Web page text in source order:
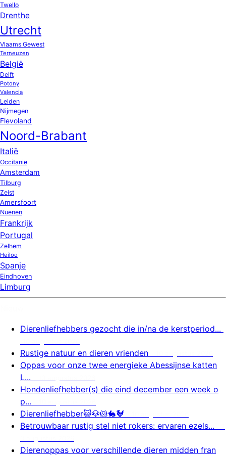
Twello
Drenthe
Utrecht
Vlaams Gewest
Terneuzen
België
Delft
Potony
Valencia
Leiden
Nijmegen
Flevoland
Noord-Brabant
Italië
Occitanie
Amsterdam
Tilburg
Zeist
Amersfoort
Nuenen
Frankrijk
Portugal
Zelhem
Heiloo
Spanje
Eindhoven
Limburg
Dierenliefhebbers gezocht die in/na de kerstperiod...
Rustige natuur en dieren vrienden
Oppas voor onze twee energieke Abessijnse katten
L...
Hondenliefhebber(s) die eind december een week o
p...
Dierenliefhebber😺🐶🐹🐇🐓
Betrouwbaar rustig stel niet rokers: ervaren ezels...
Dierenoppas voor verschillende dieren midden fran